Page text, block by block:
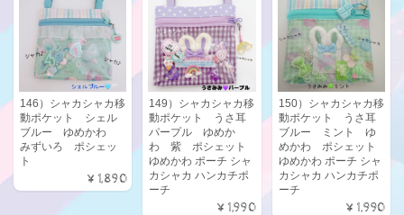
146）シャカシャカ移
動ポケット シェル
ブルー ゆめかわ
みずいろ ポシェッ
ト
¥1,890
149）シャカシャカ移
動ポケット うさ耳
パープル ゆめか
わ 紫 ポシェット
ゆめかわ ポーチ シャ
カシャカ ハンカチポ
ーチ
¥1,990
150）シャカシャカ移
動ポケット うさ耳
ブルー ミント ゆ
めかわ ポシェット
ゆめかわ ポーチ シャ
カシャカ ハンカチポ
ーチ
¥1,990